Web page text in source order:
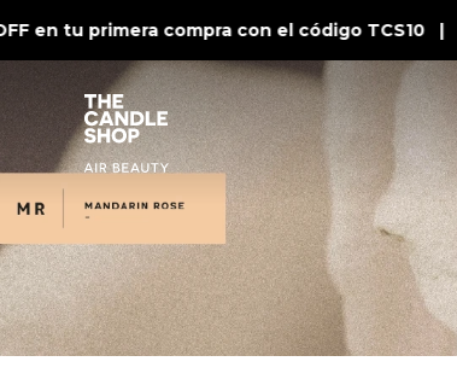
en tu primera compra con el código TCS10 |